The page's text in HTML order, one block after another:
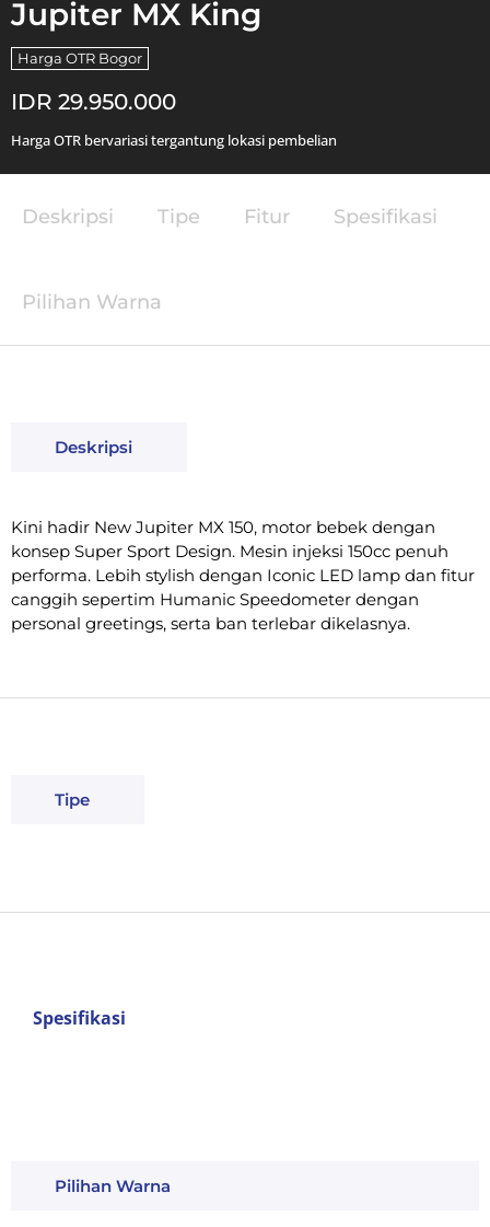
Jupiter MX King
Harga OTR Bogor
IDR 29.950.000
Harga OTR bervariasi tergantung lokasi pembelian
Deskripsi Tipe Fitur Spesifikasi
Pilihan Warna
Deskripsi
Kini hadir New Jupiter MX 150, motor bebek dengan
konsep Super Sport Design. Mesin injeksi 150cc penuh
performa. Lebih stylish dengan Iconic LED lamp dan fitur
canggih sepertim Humanic Speedometer dengan
personal greetings, serta ban terlebar dikelasnya.
Tipe
Spesifikasi
Pilihan Warna